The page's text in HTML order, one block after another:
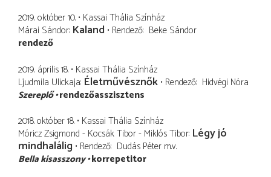
2019. október 10. Kassai Thália Színház
Márai Sándor Kaland Rendező Beke Sándor
rendező
2019. április 18. Kassai Thália Színház
Ljudmila Ulickaja Életművésznők Rendező Hidvégi Nóra
Szereplő rendezőasszisztens
2018. október 18. Kassai Thália Színház
Móricz Zsigmond - Kocsák Tibor - Miklós Tibor Légy jó
mindhalálig Rendező Dudás Péter m.v.
Bella kisasszony korrepetitor